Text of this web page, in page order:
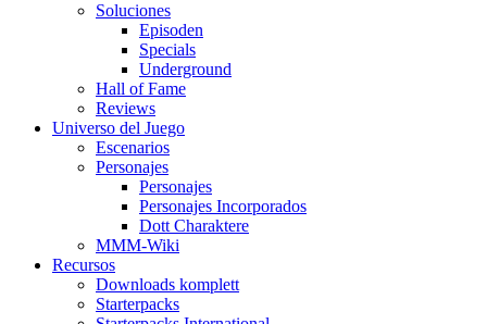
Soluciones
Episoden
Specials
Underground
Hall of Fame
Reviews
Universo del Juego
Escenarios
Personajes
Personajes
Personajes Incorporados
Dott Charaktere
MMM-Wiki
Recursos
Downloads komplett
Starterpacks